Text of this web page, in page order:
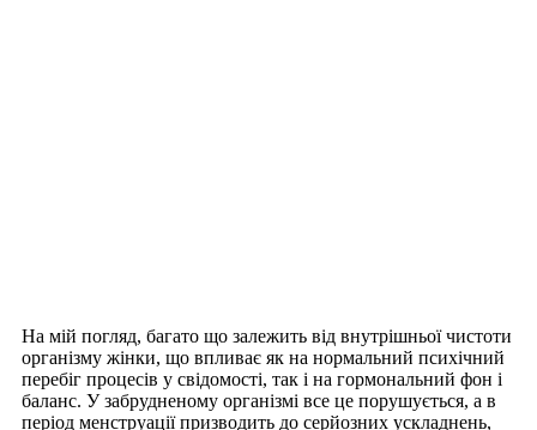
На мій погляд, багато що залежить від внутрішньої чистоти
організму жінки, що впливає як на нормальний психічний
перебіг процесів у свідомості, так і на гормональний фон і
баланс. У забрудненому організмі все це порушується, а в
період менструації призводить до серйозних ускладнень,